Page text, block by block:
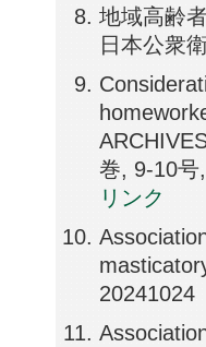
地域高齢
日本公衆
巻, 9-10号
リンク
20241024